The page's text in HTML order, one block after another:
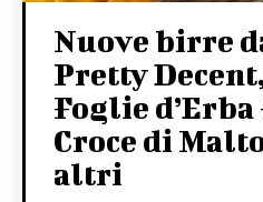
Nuove birre
Pretty
Foglie d’Erba
Croce di
altri